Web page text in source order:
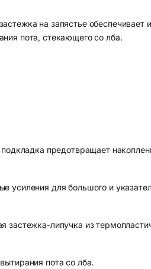
на запястье
пота, стекающего со лба.
подкладка предотвращает
усиления для большого и
застежка-липучка из
пота со лба.